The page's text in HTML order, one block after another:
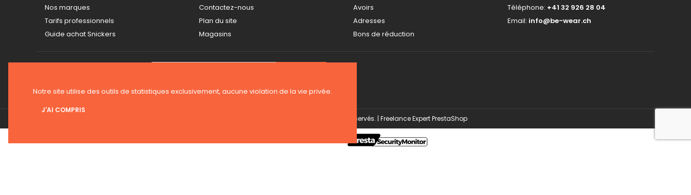
Nos marques
Tarifs professionnels
Guide achat Snickers
Contactez-nous
Plan du site
Magasins
Avoirs
Adresses
Bons de réduction
Téléphone: +41 32 926 28 04
Email: info@be-wear.ch
© Copyright 2026 BE-WEAR. Tous droits réservés. | Freelance Expert PrestaShop
Notre site utilise des outils de statistiques exclusivement, aucune violation de la vie privée.
J'AI COMPRIS